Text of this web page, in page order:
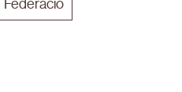
Federació